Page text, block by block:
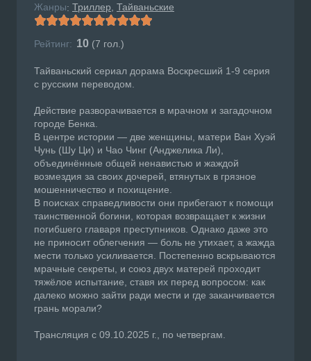
Жанры: Триллер Тайваньские
Рейтинг: 10 (7 гол.)
Тайваньский сериал дорама Воскресший 1-9 серия
с русским переводом.
Действие разворачивается в мрачном и загадочном
городе Бенка.
В центре истории — две женщины, матери Ван Хуэй
Чунь (Шу Ци) и Чао Чинг (Анджелика Ли),
объединённые общей ненавистью и жаждой
возмездия за своих дочерей, втянутых в грязное
мошенничество и похищение.
В поисках справедливости они прибегают к помощи
таинственной богини, которая возвращает к жизни
погибшего главаря преступников. Однако даже это
не приносит облегчения — боль не утихает, а жажда
мести только усиливается. Постепенно вскрываются
мрачные секреты, и союз двух матерей проходит
тяжёлое испытание, ставя их перед вопросом: как
далеко можно зайти ради мести и где заканчивается
грань морали?
Трансляция с 09.10.2025 г., по четвергам.